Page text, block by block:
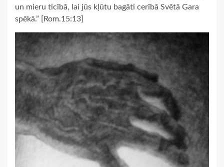
un mieru ticībā, lai jūs kļūtu bagāti cerībā Svētā Gara
spēkā.” [Rom.15:13]